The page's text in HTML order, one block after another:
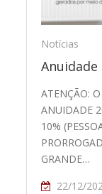
Notícias
ATENÇÃO:
ANUIDADE
10%
GRANDE…
22/12/